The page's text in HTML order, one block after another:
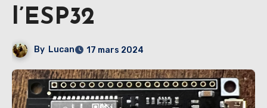
l’ESP32
By Lucan 17 mars 2024